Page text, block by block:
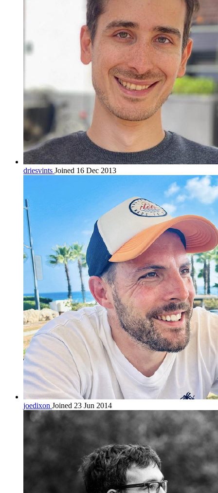
driesvints Joined 16 Dec 2013
joedixon Joined 23 Jun 2014